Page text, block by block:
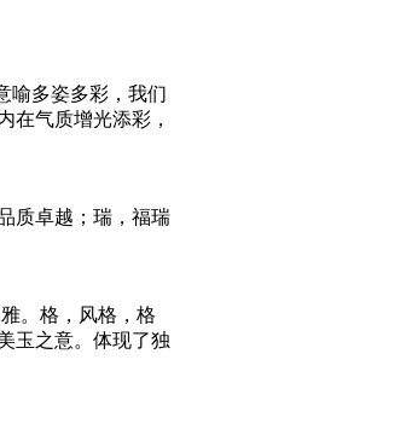
喻多姿多彩，我们
在气质增光添彩，
质卓越；瑞，福瑞
。格，风格，格
玉之意。体现了独